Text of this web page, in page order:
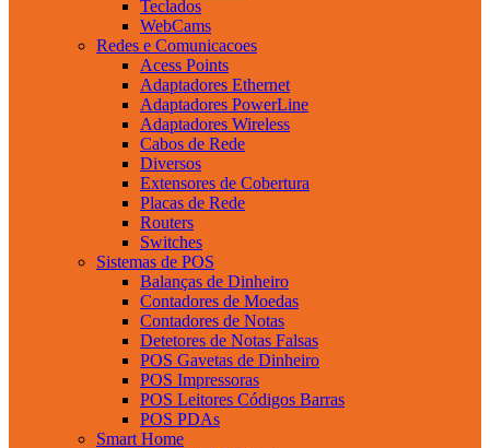
Teclados
WebCams
Redes e Comunicacoes
Acess Points
Adaptadores Ethernet
Adaptadores PowerLine
Adaptadores Wireless
Cabos de Rede
Diversos
Extensores de Cobertura
Placas de Rede
Routers
Switches
Sistemas de POS
Balanças de Dinheiro
Contadores de Moedas
Contadores de Notas
Detetores de Notas Falsas
POS Gavetas de Dinheiro
POS Impressoras
POS Leitores Códigos Barras
POS PDAs
Smart Home